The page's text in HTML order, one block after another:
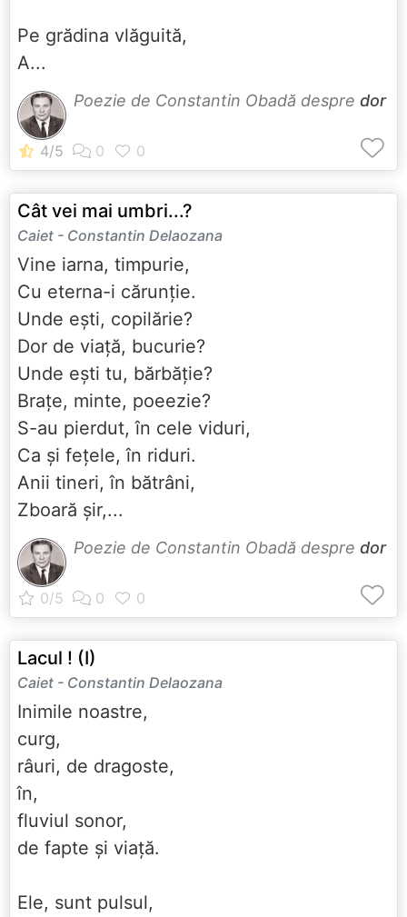
Pe grădina vlăguită,
A...
Poezie de Constantin Obadă despre dor
Cât vei mai umbri...?
Caiet - Constantin Delaozana
Vine iarna, timpurie,
Cu eterna-i cărunție.
Unde ești, copilărie?
Dor de viață, bucurie?
Unde ești tu, bărbăție?
Brațe, minte, poeezie?
S-au pierdut, în cele viduri,
Ca și fețele, în riduri.
Anii tineri, în bătrâni,
Zboară șir,...
Poezie de Constantin Obadă despre dor
Lacul ! (I)
Caiet - Constantin Delaozana
Inimile noastre,
curg,
râuri, de dragoste,
în,
fluviul sonor,
de fapte și viață.
Ele, sunt pulsul,